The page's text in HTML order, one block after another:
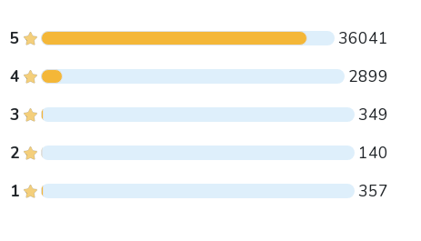
5
36041
4
2899
3
349
2
140
1
357